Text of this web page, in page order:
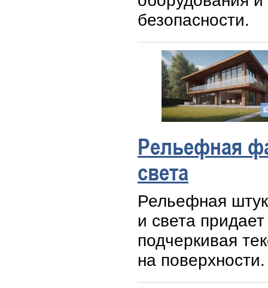
безопасности.
Рельефная
света
Рельефная
и света
подчеркивая
на поверхности.